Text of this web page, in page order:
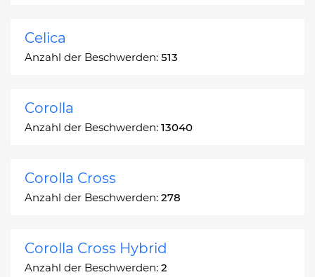
Celica
Anzahl der Beschwerden: 513
Corolla
Anzahl der Beschwerden: 13040
Corolla Cross
Anzahl der Beschwerden: 278
Corolla Cross Hybrid
Anzahl der Beschwerden: 2